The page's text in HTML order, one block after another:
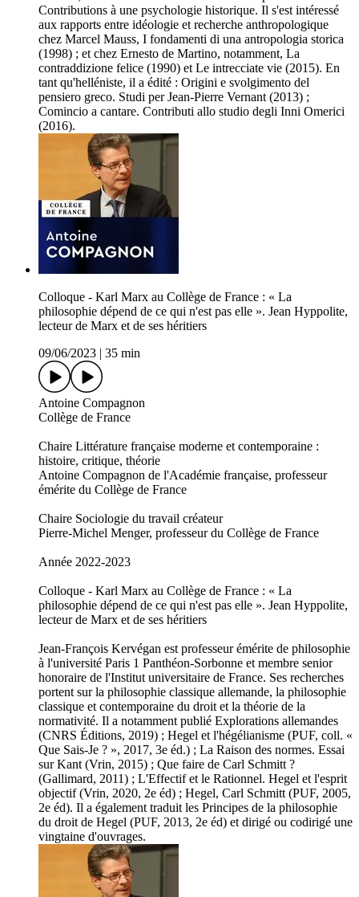
Contributions à une psychologie historique. Il s'est intéressé
aux rapports entre idéologie et recherche anthropologique
chez Marcel Mauss, I fondamenti di una antropologia storica
(1998) ; et chez Ernesto de Martino, notamment, La
contraddizione felice (1990) et Le intrecciate vie (2015). En
tant qu'helléniste, il a édité : Origini e svolgimento del
pensiero greco. Studi per Jean-Pierre Vernant (2013) ;
Comincio a cantare. Contributi allo studio degli Inni Omerici
(2016).
Colloque - Karl Marx au Collège de France : « La
philosophie dépend de ce qui n'est pas elle ». Jean Hyppolite,
lecteur de Marx et de ses héritiers
09/06/2023
35 min
Antoine Compagnon
Collège de France
Chaire Littérature française moderne et contemporaine :
histoire, critique, théorie
Antoine Compagnon de l'Académie française, professeur
émérite du Collège de France
Chaire Sociologie du travail créateur
Pierre-Michel Menger, professeur du Collège de France
Année 2022-2023
Colloque - Karl Marx au Collège de France : « La
philosophie dépend de ce qui n'est pas elle ». Jean Hyppolite,
lecteur de Marx et de ses héritiers
Jean-François Kervégan est professeur émérite de philosophie
à l'université Paris 1 Panthéon-Sorbonne et membre senior
honoraire de l'Institut universitaire de France. Ses recherches
portent sur la philosophie classique allemande, la philosophie
classique et contemporaine du droit et la théorie de la
normativité. Il a notamment publié Explorations allemandes
(CNRS Éditions, 2019) ; Hegel et l'hégélianisme (PUF, coll. «
Que Sais-Je ? », 2017, 3e éd.) ; La Raison des normes. Essai
sur Kant (Vrin, 2015) ; Que faire de Carl Schmitt ?
(Gallimard, 2011) ; L'Effectif et le Rationnel. Hegel et l'esprit
objectif (Vrin, 2020, 2e éd) ; Hegel, Carl Schmitt (PUF, 2005,
2e éd). Il a également traduit les Principes de la philosophie
du droit de Hegel (PUF, 2013, 2e éd) et dirigé ou codirigé une
vingtaine d'ouvrages.